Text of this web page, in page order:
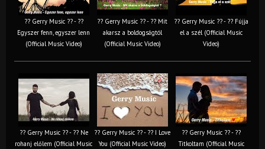
?? Gerry Music ?? - ??
Egyszer fenn, egyszer lenn
(Official Music Video)
?? Gerry Music ?? - ?? Mit
akarsz a boldogságtól
(Official Music Video)
?? Gerry Music ?? - ?? Fújja
el a szél (Official Music
Video)
?? Gerry Music ?? - ?? Ne
rohanj előlem (Official Music
?? Gerry Music ?? - ?? I Love
You (Official Music Video)
?? Gerry Music ?? - ??
Titkoltam (Official Music